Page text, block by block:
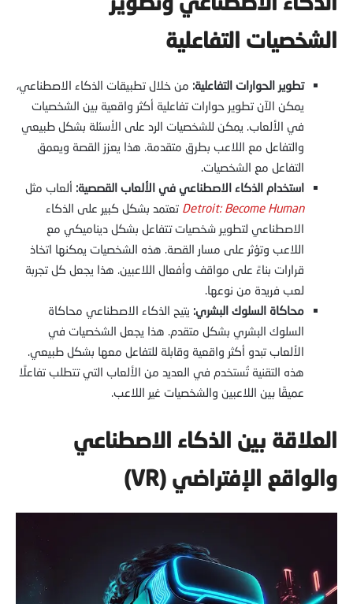
الشخصيات التفاعلية
تطوير الحوارات التفاعلية: من خلال تطبيقات الذكاء الاصطناعي،
يمكن الآن تطوير حوارات تفاعلية أكثر واقعية بين الشخصيات
في الألعاب. يمكن للشخصيات الرد على الأسئلة بشكل طبيعي
والتفاعل مع اللاعب بطرق متقدمة. هذا يعزز القصة ويعمق
التفاعل مع الشخصيات.
استخدام الذكاء الاصطناعي في الألعاب القصصية: ألعاب مثل
Detroit: Become Human تعتمد بشكل كبير على الذكاء
الاصطناعي لتطوير شخصيات تتفاعل بشكل ديناميكي مع
اللاعب وتؤثر على مسار القصة. هذه الشخصيات يمكنها اتخاذ
قرارات بناءً على مواقف وأفعال اللاعبين. هذا يجعل كل تجربة
لعب فريدة من نوعها.
محاكاة السلوك البشري: يتيح الذكاء الاصطناعي محاكاة
السلوك البشري بشكل متقدم. هذا يجعل الشخصيات في
الألعاب تبدو أكثر واقعية وقابلة للتفاعل معها بشكل طبيعي.
هذه التقنية تُستخدم في العديد من الألعاب التي تتطلب تفاعلًا
عميقًا بين اللاعبين والشخصيات غير اللاعب.
العلاقة بين الذكاء الاصطناعي
والواقع الإفتراضي (VR)